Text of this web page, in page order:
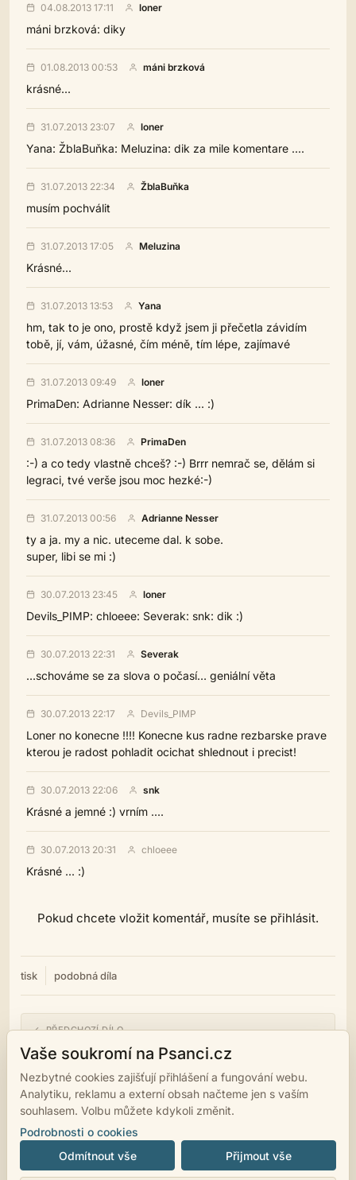
04.08.2013 17:11 loner
máni brzková: diky
01.08.2013 00:53 máni brzková
krásné...
31.07.2013 23:07 loner
Yana: ŽblaBuňka: Meluzina: dik za mile komentare ....
31.07.2013 22:34 ŽblaBuňka
musím pochválit
31.07.2013 17:05 Meluzina
Krásné...
31.07.2013 13:53 Yana
hm, tak to je ono, prostě když jsem ji přečetla závidím
tobě, jí, vám, úžasné, čím méně, tím lépe, zajímavé
31.07.2013 09:49 loner
PrimaDen: Adrianne Nesser: dík ... :)
31.07.2013 08:36 PrimaDen
:-) a co tedy vlastně chceš? :-) Brrr nemrač se, dělám si
legraci, tvé verše jsou moc hezké:-)
31.07.2013 00:56 Adrianne Nesser
ty a ja. my a nic. uteceme dal. k sobe.
super, libi se mi :)
30.07.2013 23:45 loner
Devils_PIMP: chloeee: Severak: snk: dik :)
30.07.2013 22:31 Severak
…schováme se za slova o počasí… geniální věta
30.07.2013 22:17 Devils_PIMP
Loner no konecne !!!! Konecne kus radne rezbarske prave
kterou je radost pohladit ocichat shlednout i precist!
30.07.2013 22:06 snk
Krásné a jemné :) vrním ....
30.07.2013 20:31 chloeee
Krásné ... :)
Pokud chcete vložit komentář, musíte se přihlásit.
tisk podobná díla
← PŘEDCHOZÍ DÍLO
Asi bude konec světa vol. 1
NÁSLEDUJÍCÍ DÍLO →
Asi bude konec světa vol. 3
Vaše soukromí na Psanci.cz
Nezbytné cookies zajišťují přihlášení a fungování webu.
Analytiku, reklamu a externí obsah načteme jen s vaším
souhlasem. Volbu můžete kdykoli změnit.
Podrobnosti o cookies
Odmítnout vše
Přijmout vše